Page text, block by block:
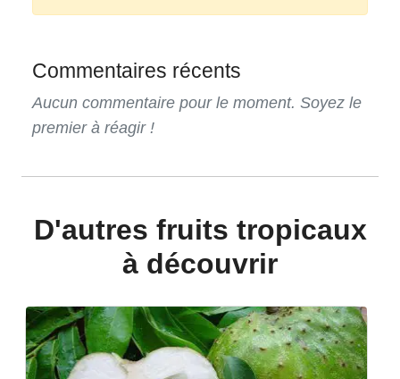
Commentaires récents
Aucun commentaire pour le moment. Soyez le
premier à réagir !
D'autres fruits tropicaux
à découvrir